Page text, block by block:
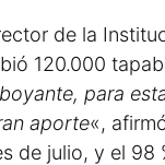
de la
120.000
para
aporte«,
de julio, y el 98